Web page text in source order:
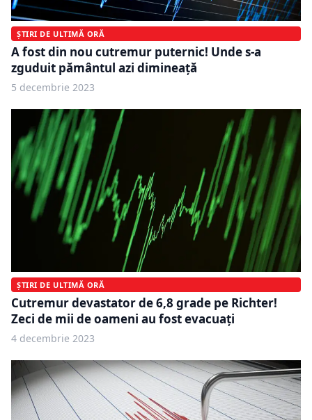
ȘTIRI DE ULTIMĂ ORĂ
A fost din nou cutremur puternic! Unde s-a
zguduit pământul azi dimineaţă
5 decembrie 2023
ȘTIRI DE ULTIMĂ ORĂ
Cutremur devastator de 6,8 grade pe Richter!
Zeci de mii de oameni au fost evacuați
4 decembrie 2023